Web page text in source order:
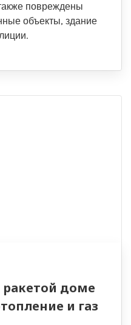
повреждены
объекты, здание
доме
и газ